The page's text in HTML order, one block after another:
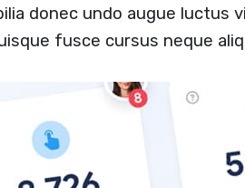
donec undo augue luctus
fusce cursus neque